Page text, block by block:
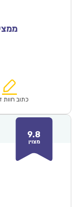
הוא:
כתוב חוות
9.8
מצוין